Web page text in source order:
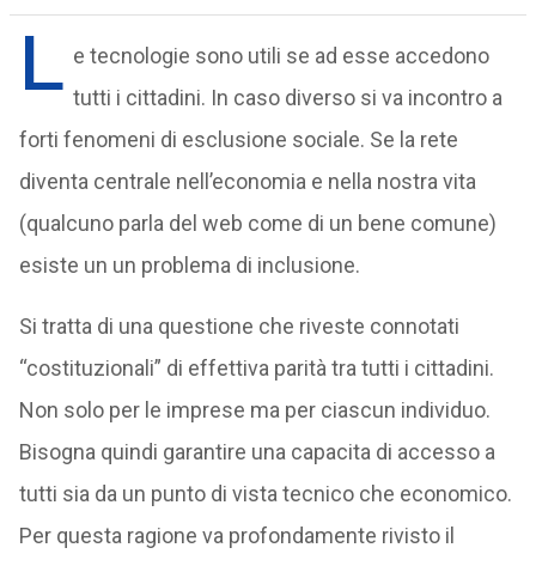
L e tecnologie sono utili se ad esse accedono
tutti i cittadini. In caso diverso si va incontro a
forti fenomeni di esclusione sociale. Se la rete
diventa centrale nell’economia e nella nostra vita
(qualcuno parla del web come di un bene comune)
esiste un un problema di inclusione.
Si tratta di una questione che riveste connotati
“costituzionali” di effettiva parità tra tutti i cittadini.
Non solo per le imprese ma per ciascun individuo.
Bisogna quindi garantire una capacita di accesso a
tutti sia da un punto di vista tecnico che economico.
Per questa ragione va profondamente rivisto il